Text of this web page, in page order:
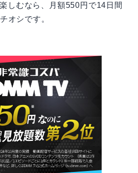
しむなら、月額550円で14日間
オシです。